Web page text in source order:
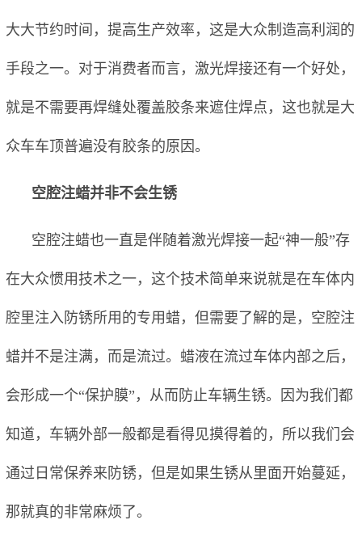
大大节约时间，提高生产效率，这是大众制造高利润的
手段之一。对于消费者而言，激光焊接还有一个好处，
就是不需要再焊缝处覆盖胶条来遮住焊点，这也就是大
众车车顶普遍没有胶条的原因。
空腔注蜡并非不会生锈
空腔注蜡也一直是伴随着激光焊接一起“神一般”存
在大众惯用技术之一，这个技术简单来说就是在车体内
腔里注入防锈所用的专用蜡，但需要了解的是，空腔注
蜡并不是注满，而是流过。蜡液在流过车体内部之后，
会形成一个“保护膜”，从而防止车辆生锈。因为我们都
知道，车辆外部一般都是看得见摸得着的，所以我们会
通过日常保养来防锈，但是如果生锈从里面开始蔓延，
那就真的非常麻烦了。